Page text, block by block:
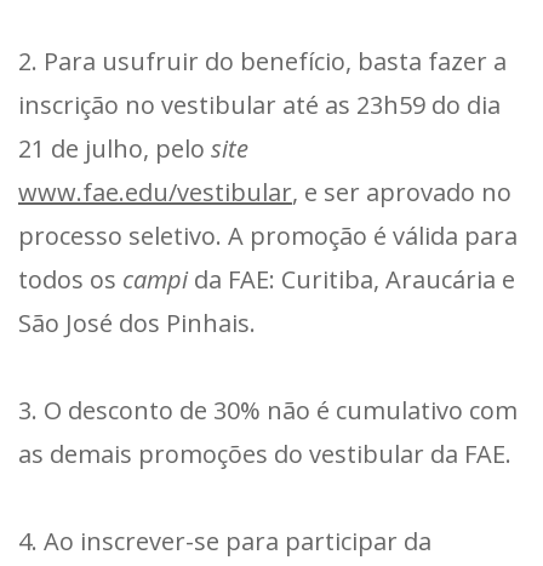
2. Para usufruir do benefício, basta fazer a
inscrição no vestibular até as 23h59 do dia
21 de julho, pelo site
www.fae.edu/vestibular, e ser aprovado no
processo seletivo. A promoção é válida para
todos os campi da FAE: Curitiba, Araucária e
São José dos Pinhais.
3. O desconto de 30% não é cumulativo com
as demais promoções do vestibular da FAE.
4. Ao inscrever-se para participar da